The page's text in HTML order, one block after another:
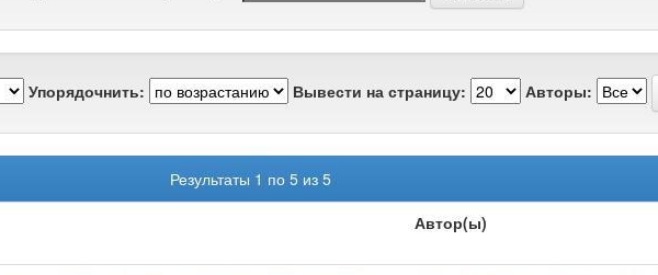
Упорядочнить: Вывести на страницу: Авторы:
Результаты 1 по 5 из 5
Автор(ы)